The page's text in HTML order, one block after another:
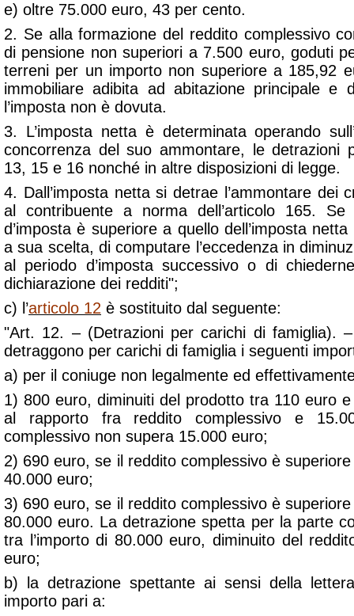
e) oltre 75.000 euro, 43 per cento.
2. Se alla formazione del reddito complessivo
di pensione non superiori a 7.500 euro, goduti
terreni per un importo non superiore a 185,92
immobiliare adibita ad abitazione principale e
l’imposta non è dovuta.
3. L’imposta netta è determinata operando
concorrenza del suo ammontare, le detrazioni
13, 15 e 16 nonché in altre disposizioni di legge.
4. Dall’imposta netta si detrae l’ammontare dei
al contribuente a norma dell’articolo 165. Se
d’imposta è superiore a quello dell’imposta
a sua scelta, di computare l’eccedenza in
al periodo d’imposta successivo o di
dichiarazione dei redditi";
c) l’articolo 12 è sostituito dal seguente:
"Art. 12. – (Detrazioni per carichi di famiglia).
detraggono per carichi di famiglia i seguenti
a) per il coniuge non legalmente ed
1) 800 euro, diminuiti del prodotto tra 110 euro e
al rapporto fra reddito complessivo e
complessivo non supera 15.000 euro;
2) 690 euro, se il reddito complessivo è
40.000 euro;
3) 690 euro, se il reddito complessivo è
80.000 euro. La detrazione spetta per la parte
tra l’importo di 80.000 euro, diminuito del
euro;
b) la detrazione spettante ai sensi della
importo pari a: